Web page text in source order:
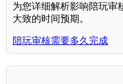
为您详细解析影响陪玩审
大致的时间预期。
陪玩审核需要多久完成